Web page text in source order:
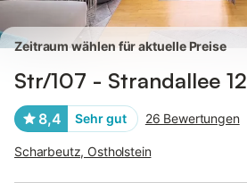
Zeitraum wählen für aktuelle Preise
Str/107 - Strandallee
8,4 Sehr gut 26 Bewertungen
Scharbeutz, Ostholstein